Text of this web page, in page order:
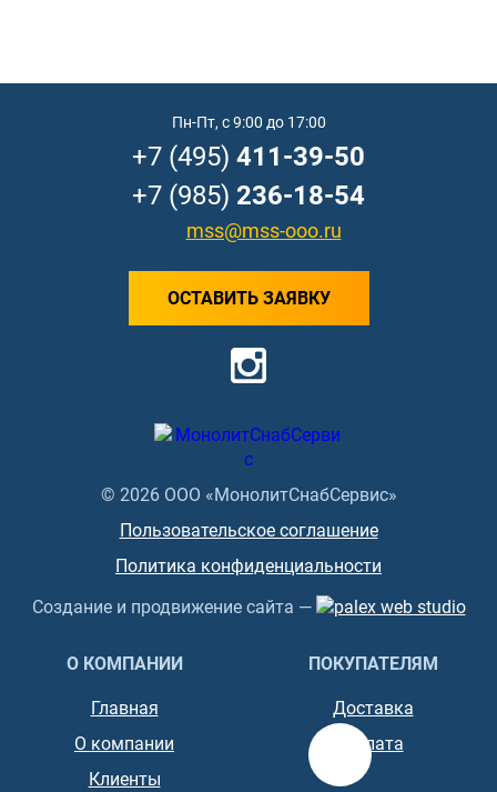
© 2026 ООО «МонолитСнабСервис»
Пользовательское соглашение
Политика конфиденциальности
Создание и продвижение сайта —
О КОМПАНИИ
Главная
О компании
Клиенты
ПОКУПАТЕЛЯМ
Доставка
Оплата
Пн-Пт, с 9:00 до 17:00
+7 (495) 411-39-50
+7 (985) 236-18-54
mss@mss-ooo.ru
ОСТАВИТЬ ЗАЯВКУ